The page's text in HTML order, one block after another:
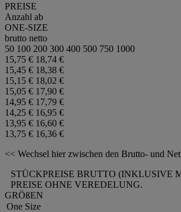
PREISE
Anzahl ab
ONE-SIZE
brutto netto
50 100 200 300 400 500 750 1000
15,75 € 18,74 €
15,45 € 18,38 €
15,15 € 18,02 €
15,05 € 17,90 €
14,95 € 17,79 €
14,25 € 16,95 €
13,95 € 16,60 €
13,75 € 16,36 €
<< Wechsel hier zwischen den Brutto- und
STÜCKPREISE BRUTTO (INKLUSIVE
PREISE OHNE VEREDELUNG.
GRÖßEN
One Size